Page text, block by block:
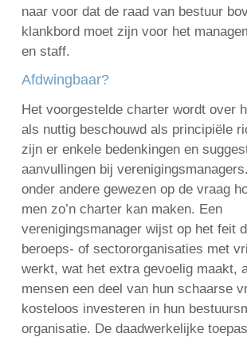
naar voor dat de raad van bestuur
klankbord moet zijn voor het
en staff.
Afdwingbaar?
Het voorgestelde charter wordt over
als nuttig beschouwd als principiële
zijn er enkele bedenkingen en
aanvullingen bij
onder andere gewezen op de vraag
men zo’n charter kan maken. Een
verenigingsmanager wijst op het feit
beroeps- of sectororganisaties met
werkt, wat het extra gevoelig maakt,
mensen een deel van hun schaarse
kosteloos investeren in hun
organisatie. De daadwerkelijke